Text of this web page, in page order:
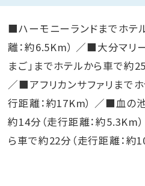
■ハーモニーランドまでホテ
離：約6.5Km） ／■大分マリ
まご」までホテルから車で約
／■アフリカンサファリまで
行距離：約17Km） ／■血の
約14分（走行距離：約
ら車で約22分（走行距離：約